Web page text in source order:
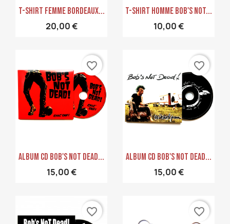
Aperçu rapide
T-Shirt Femme Bordeaux...
20,00 €
Aperçu rapide
T-Shirt Homme Bob's Not...
10,00 €
 Aperçu rapide
Album CD Bob's Not Dead...
15,00 €
favorite_border
 Aperçu rapide
Album CD Bob's Not Dead...
15,00 €
favorite_border
favorite_border favorite_border